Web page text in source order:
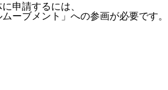
申請するには、
ーブメント」への参画が必要です。